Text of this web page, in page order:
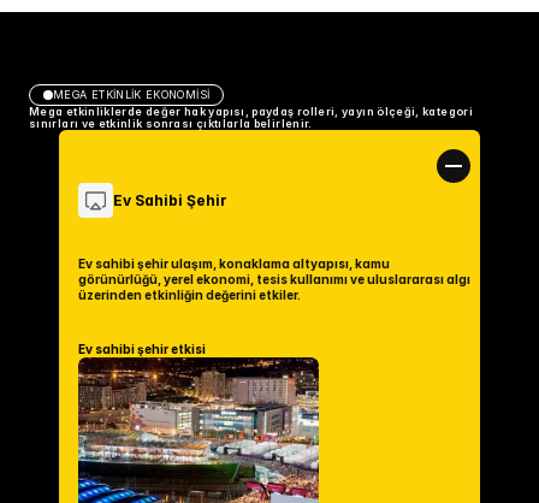
MEGA ETKİNLİK EKONOMİSİ
Mega etkinliklerde değer hak yapısı, paydaş rolleri, yayın ölçeği, kategori
sınırları ve etkinlik sonrası çıktılarla belirlenir.
Ev Sahibi Şehir
Ev sahibi şehir ulaşım, konaklama altyapısı, kamu
görünürlüğü, yerel ekonomi, tesis kullanımı ve uluslararası algı
üzerinden etkinliğin değerini etkiler.
Ev sahibi şehir etkisi